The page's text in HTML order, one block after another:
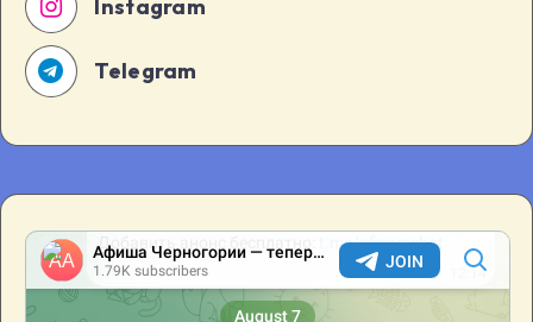
Instagram
Telegram